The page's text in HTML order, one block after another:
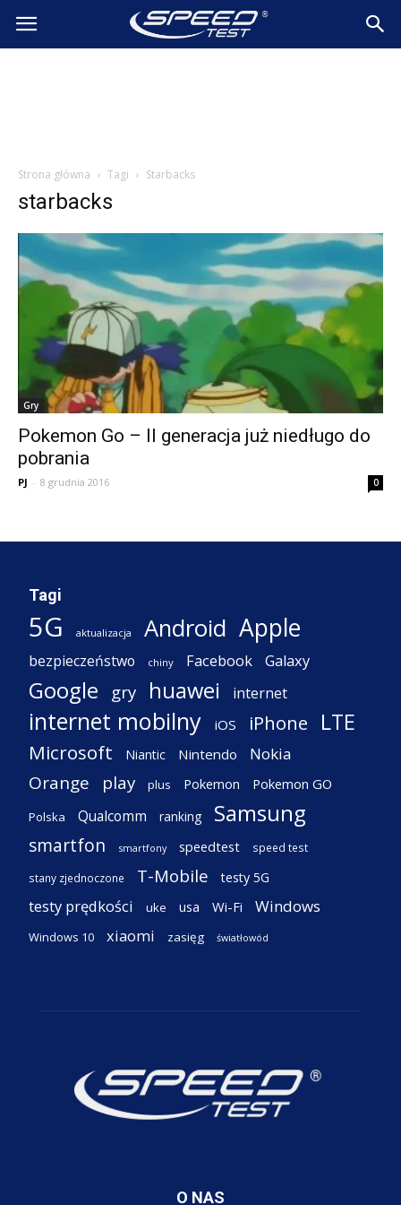
SpeedTest.pl
Strona główna Tagi Starbacks
starbacks
Gry
Pokemon Go – II generacja już niedługo do
pobrania
PJ - 8 grudnia 2016 0
Tagi
5G aktualizacja Android Apple
bezpieczeństwo chiny Facebook Galaxy
Google gry huawei internet
internet mobilny iOS iPhone LTE
Microsoft Niantic Nintendo Nokia
Orange play plus Pokemon Pokemon GO
Polska Qualcomm ranking Samsung
smartfon smartfony speedtest speed test
stany zjednoczone T-Mobile testy 5G
testy prędkości uke usa Wi-Fi Windows
Windows 10 xiaomi zasięg światłowód
O NAS